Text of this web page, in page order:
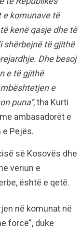
komunave të
kenë qasje dhe të
shërbejnë të gjithë
Dhe besoj
e të gjithë
e
puna”, tha Kurti
ambasadorët e
e Pejës.
së Kosovës dhe
veriun e
është e qetë.
në komunat në
forcë”, duke